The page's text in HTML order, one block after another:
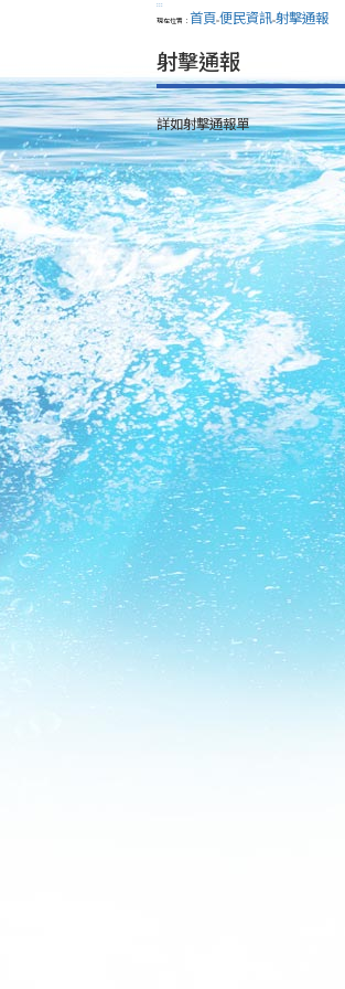
:::
現在位置： 首頁>便民資訊>射擊通報
射擊通報
詳如射擊通報單